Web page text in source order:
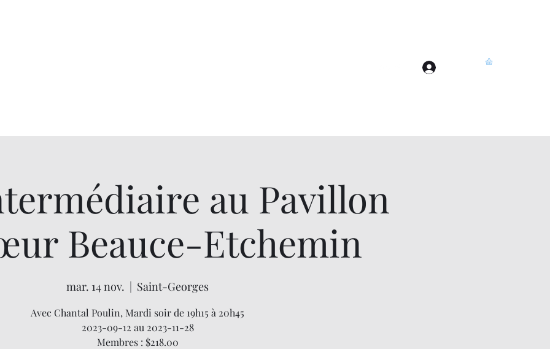
Se connecter
au Pavillon
Beauce-Etchemin
mar. 14 nov.
  |
Saint-Georges
Avec Chantal Poulin, Mardi soir de 19h15 à 20h45
2023-09-12 au 2023-11-28
Membres : $218.00